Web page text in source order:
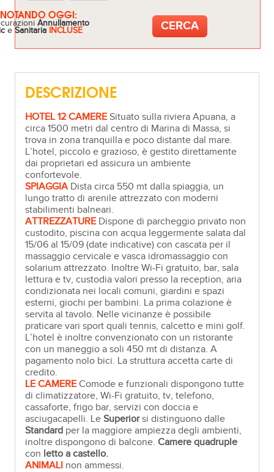
OGGI:
Annullamento
eSanitaria INCLUSE
DESCRIZIONE
HOTEL 12 CAMERE Situato sulla riviera Apuana, a
circa 1500 metri dal centro di Marina di Massa, si
trova in zona tranquilla e poco distante dal mare.
L’hotel, piccolo e grazioso, è gestito direttamente
dai proprietari ed assicura un ambiente
confortevole.
SPIAGGIA Dista circa 550 mt dalla spiaggia, un
lungo tratto di arenile attrezzato con moderni
stabilimenti balneari.
ATTREZZATURE Dispone di parcheggio privato non
custodito, piscina con acqua leggermente salata dal
15/06 al 15/09 (date indicative) con cascata per il
massaggio cervicale e vasca idromassaggio con
solarium attrezzato. Inoltre Wi-Fi gratuito, bar, sala
lettura e tv, custodia valori presso la reception, aria
condizionata nei locali comuni, giardini e spazi
esterni, giochi per bambini. La prima colazione è
servita al tavolo. Nelle vicinanze è possibile
praticare vari sport quali tennis, calcetto e mini golf.
L’hotel è inoltre convenzionato con un ristorante
con un maneggio a soli 450 mt di distanza. A
pagamento nolo bici. La struttura accetta carte di
credito.
LE CAMERE Comode e funzionali dispongono tutte
di climatizzatore, Wi-Fi gratuito, tv, telefono,
cassaforte, frigo bar, servizi con doccia e
asciugacapelli. LeSuperiorsi distinguono dalle
Standard per la maggiore ampiezza degli ambienti,
inoltre dispongono di balcone.Camere quadruple
con letto a castello.
ANIMALI non ammessi.